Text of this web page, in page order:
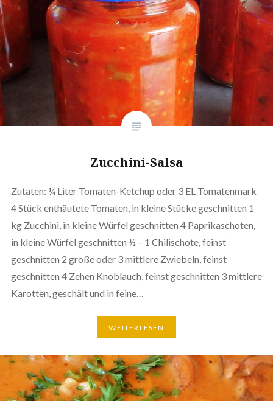
Zucchini-Salsa
Zutaten: ¼ Liter Tomaten-Ketchup oder 3 EL Tomatenmark
4 Stück enthäutete Tomaten, in kleine Stücke geschnitten 1
kg Zucchini, in kleine Würfel geschnitten 4 Paprikaschoten,
in kleine Würfel geschnitten ½ – 1 Chilischote, feinst
geschnitten 2 große oder 3 mittlere Zwiebeln, feinst
geschnitten 4 Zehen Knoblauch, feinst geschnitten 3 mittlere
Karotten, geschält und in feine…
WEITERLESEN